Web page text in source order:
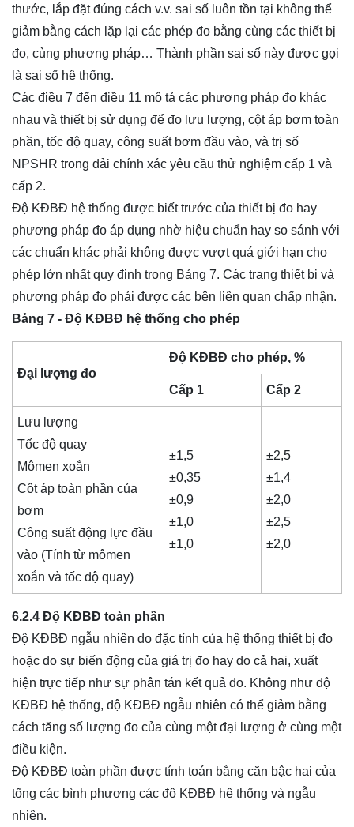
thước, lắp đặt đúng cách v.v. sai số luôn tồn tại không thể
giảm bằng cách lặp lại các phép đo bằng cùng các thiết bị
đo, cùng phương pháp… Thành phần sai số này được gọi
là sai số hệ thống.
Các điều 7 đến điều 11 mô tả các phương pháp đo khác
nhau và thiết bị sử dụng để đo lưu lượng, cột áp bơm toàn
phần, tốc độ quay, công suất bơm đầu vào, và trị số
NPSHR trong dải chính xác yêu cầu thử nghiệm cấp 1 và
cấp 2.
Độ KĐBĐ hệ thống được biết trước của thiết bị đo hay
phương pháp đo áp dụng nhờ hiệu chuẩn hay so sánh với
các chuẩn khác phải không được vượt quá giới hạn cho
phép lớn nhất quy định trong Bảng 7. Các trang thiết bị và
phương pháp đo phải được các bên liên quan chấp nhận.
Bảng 7 - Độ KĐBĐ hệ thống cho phép
Đại lượng đo
Độ KĐBĐ cho phép, %
Cấp 1 Cấp 2
Lưu lượng
Tốc độ quay
Mômen xoắn
Cột áp toàn phần của
bơm
Công suất động lực đầu
vào (Tính từ mômen
xoắn và tốc độ quay)
±1,5
±0,35
±0,9
±1,0
±1,0
±2,5
±1,4
±2,0
±2,5
±2,0
6.2.4 Độ KĐBĐ toàn phần
Độ KĐBĐ ngẫu nhiên do đặc tính của hệ thống thiết bị đo
hoặc do sự biến động của giá trị đo hay do cả hai, xuất
hiện trực tiếp như sự phân tán kết quả đo. Không như độ
KĐBĐ hệ thống, độ KĐBĐ ngẫu nhiên có thể giảm bằng
cách tăng số lượng đo của cùng một đại lượng ở cùng một
điều kiện.
Độ KĐBĐ toàn phần được tính toán bằng căn bậc hai của
tổng các bình phương các độ KĐBĐ hệ thống và ngẫu
nhiên.